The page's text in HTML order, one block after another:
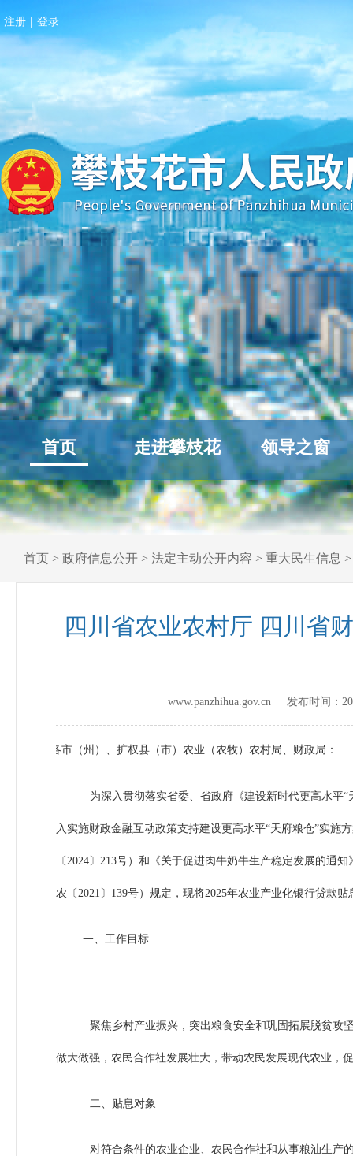
注册 | 登录
首页 走进攀枝花 领导之窗
首页 > 政府信息公开 > 法定主动公开内容 > 重大民生信息
四川省农业农村厅 四川省
www.panzhihua.gov.cn 发布时间：
各市（州）、扩权县（市）农业（农牧）农村局、财政局：
为深入贯彻落实省委、省政府《建设新时代更高水平
入实施财政金融互动政策支持建设更高水平“天府粮仓”实施
〔2024〕213号）和《关于促进肉牛奶牛生产稳定发展的通
农〔2021〕139号）规定，现将2025年农业产业化银行贷款
一、工作目标
聚焦乡村产业振兴，突出粮食安全和巩固拓展脱贫攻
做大做强，农民合作社发展壮大，带动农民发展现代农业，
二、贴息对象
对符合条件的农业企业、农民合作社和从事粮油生产